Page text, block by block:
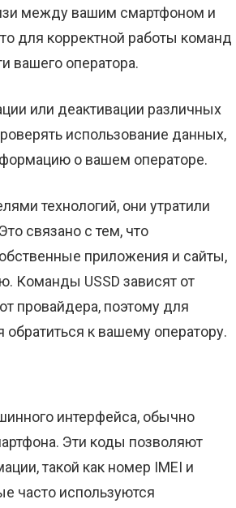
между вашим смартфоном и
для корректной работы команд
вашего оператора.
или деактивации различных
использование данных,
о вашем операторе.
технологий, они утратили
связано с тем, что
приложения и сайты,
Команды USSD зависят от
провайдера, поэтому для
к вашему оператору.
интерфейса, обычно
Эти коды позволяют
такой как номер IMEI и
часто используются